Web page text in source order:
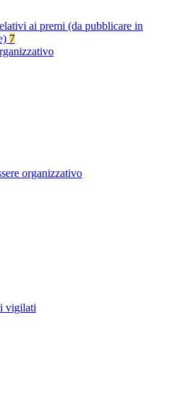
ai premi (da pubblicare in
7
organizzativo
vigilati